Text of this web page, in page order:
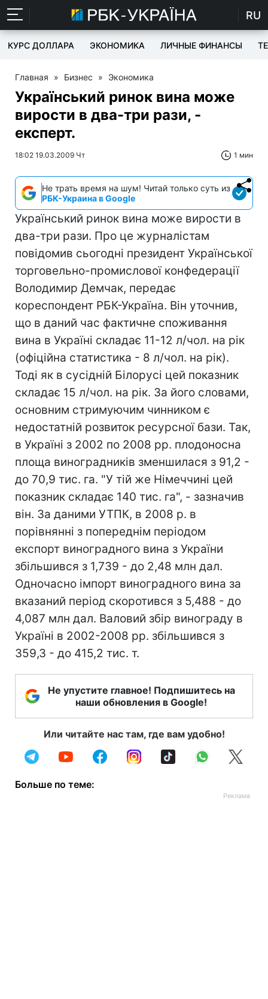
RU
КУРС ДОЛЛАРА ЭКОНОМИКА ЛИЧНЫЕ ФИНАНСЫ
Главная » Бизнес » Экономика
Український ринок вина може
вирости в два-три рази, -
експерт.
18:02 19.03.2009 Чт 1 мин
Не трать время на шум! Читай только суть из
РБК-Украина в Google
Український ринок вина може вирости в
два-три рази. Про це журналістам
повідомив сьогодні президент Української
торговельно-промислової конфедерації
Володимир Демчак, передає
кореспондент РБК-Україна. Він уточнив,
що в даний час фактичне споживання
вина в Україні складає 11-12 л/чол. на рік
(офіційна статистика - 8 л/чол. на рік).
Тоді як в сусідній Білорусі цей показник
складає 15 л/чол. на рік. За його словами,
основним стримуючим чинником є
недостатній розвиток ресурсної бази. Так,
в Україні з 2002 по 2008 рр. плодоносна
площа виноградників зменшилася з 91,2 -
до 70,9 тис. га. "У тій же Німеччині цей
показник складає 140 тис. га", - зазначив
він. За даними УТПК, в 2008 р. в
порівнянні з попереднім періодом
експорт виноградного вина з України
збільшився з 1,739 - до 2,48 млн дал.
Одночасно імпорт виноградного вина за
вказаний період скоротився з 5,488 - до
4,087 млн дал. Валовий збір винограду в
Україні в 2002-2008 рр. збільшився з
359,3 - до 415,2 тис. т.
Не упустите главное! Подпишитесь на
наши обновления в Google!
Или читайте нас там, где вам удобно!
Больше по теме: